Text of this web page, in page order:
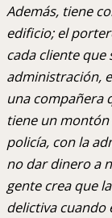
Además, tiene
edificio; el
cada cliente que
administración,
una compañera
tiene un
policía, con la
no dar dinero a
gente crea que
delictiva cuando